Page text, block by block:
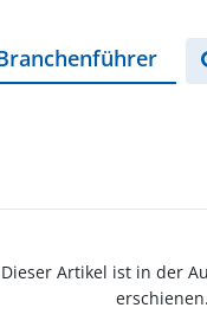
Dieser Artikel ist in der
erschienen.